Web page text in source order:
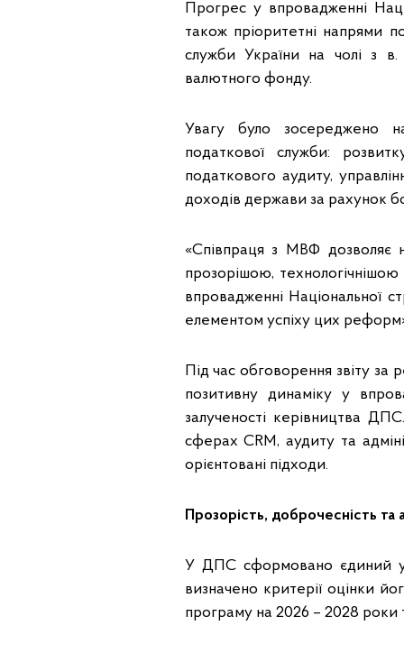
Прогрес у впровадженні
також пріоритетні напрями
служби України на чолі з
валютного фонду.
Увагу було зосереджено
податкової служби:
податкового аудиту,
доходів держави за рахунок
«Співпраця з МВФ дозволяє
прозорішою,
впровадженні Національної
елементом успіху цих
Під час обговорення звіту за
позитивну динаміку у
залученості керівництва
сферах CRM, аудиту та
орієнтовані підходи.
Прозорість, доброчесність та
У ДПС сформовано єдиний
визначено критерії оцінки
програму на 2026 – 2028 роки